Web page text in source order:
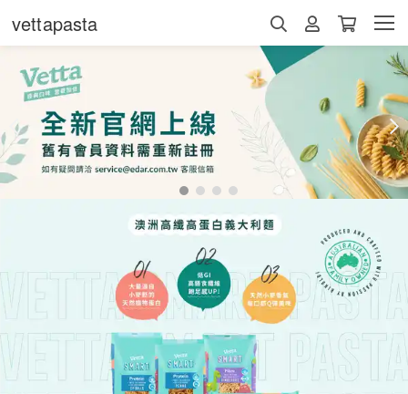
vettapasta